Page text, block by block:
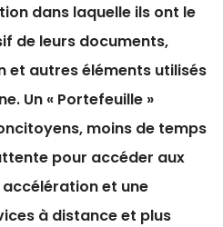
dans laquelle ils ont le
de leurs documents,
et autres éléments utilisés
Un « Portefeuille »
moins de temps
pour accéder aux
et une
à distance et plus